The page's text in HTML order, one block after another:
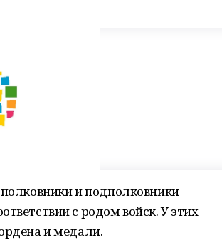
и подполковники
с родом войск. У этих
и медали.